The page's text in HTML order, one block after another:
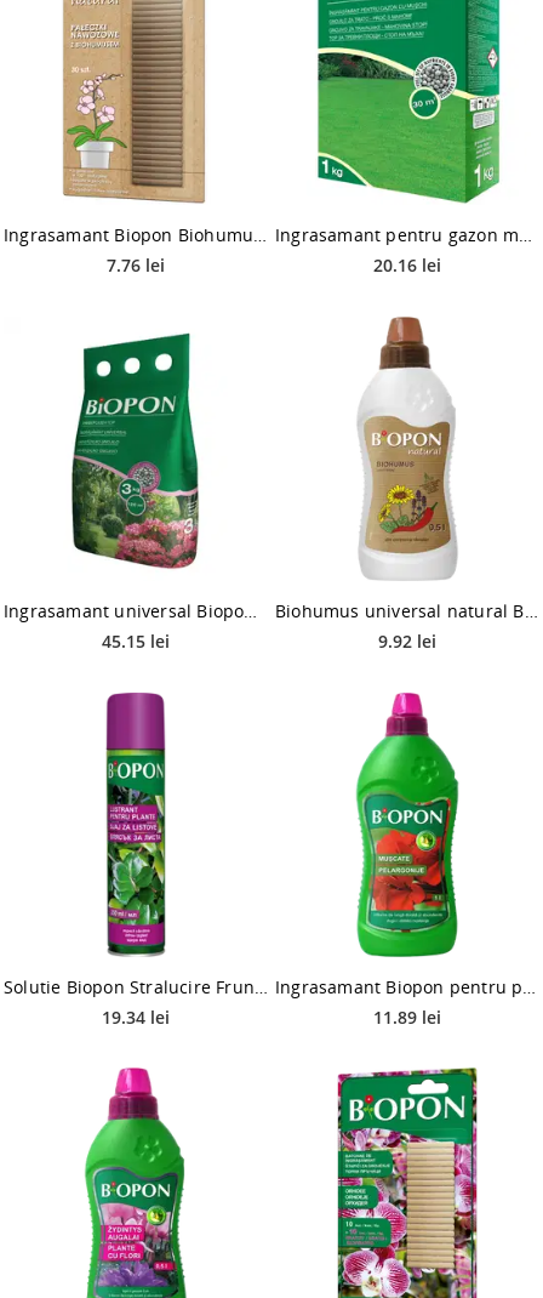
Ingrasamant Biopon Biohumus batoane, 2 kg
7.76 lei
Ingrasamant pentru gazon muschi control Biopon, raport NPK, 1 kg
20.16 lei
45.15 lei
9.92 lei
19.34 lei
11.89 lei